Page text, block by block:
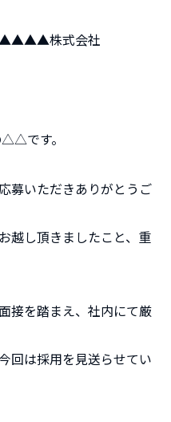
▲▲▲▲株式会社
です。
募いただきありがとうご
越し頂きましたこと、重
接を踏まえ、社内にて厳
回は採用を見送らせてい